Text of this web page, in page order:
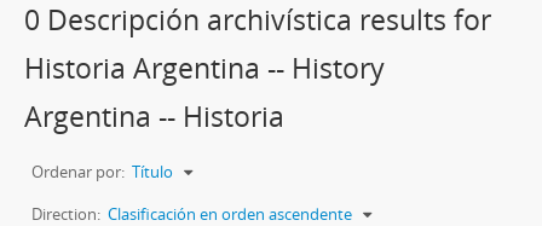
0 Descripción archivística results for
Historia Argentina -- History
Argentina -- Historia
Ordenar por: Título
Direction: Clasificación en orden ascendente